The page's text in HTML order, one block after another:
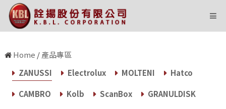
state='Y' and i=604 and ID=1
Home /產品專區
ZANUSSI
Electrolux MOLTENI
Hatco
CAMBRO
Kolb ScanBox
GRANULDISK